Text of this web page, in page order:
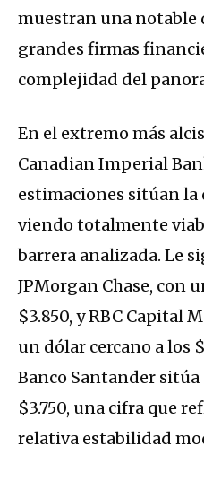
muestran una notable
grandes firmas
complejidad del
En el extremo más
Canadian Imperial
estimaciones sitúan la
viendo totalmente
barrera analizada. Le
JPMorgan Chase, con
$3.850, y RBC Capital
un dólar cercano a los
Banco Santander
$3.750, una cifra que
relativa estabilidad